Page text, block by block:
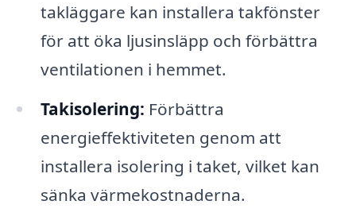
takläggare kan installera takfönster
för att öka ljusinsläpp och förbättra
ventilationen i hemmet.
Takisolering: Förbättra
energieffektiviteten genom att
installera isolering i taket, vilket kan
sänka värmekostnaderna.